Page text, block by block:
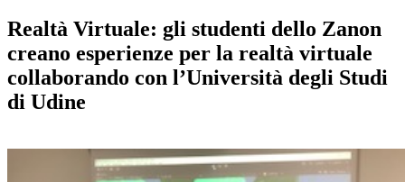
Realtà Virtuale: gli studenti dello Zanon
creano esperienze per la realtà virtuale
collaborando con l’Università degli Studi
di Udine